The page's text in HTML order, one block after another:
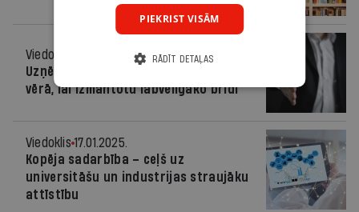
Viedoklis
Uzņēmuma pārdošana – kas jāņem
vērā, lai izmantotu labvēlīgāko brīdi
Viedoklis 17.01.2025.
Kopēja sadarbība – ceļš uz
universitāšu un industrijas straujāku
attīstību
PIEKRIST VISĀM
RĀDĪT DETAĻAS